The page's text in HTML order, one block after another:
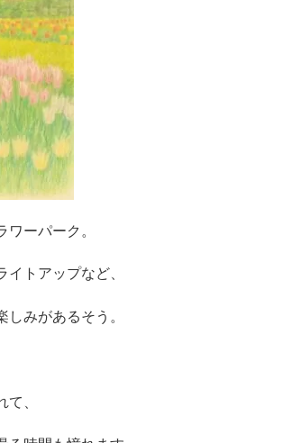
ワーパーク。
イトアップなど、
しみがあるそう。
て、